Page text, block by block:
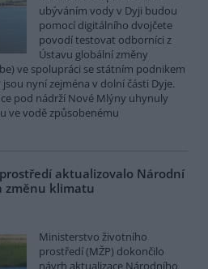
ubýváním vody v Dyji budou
pomocí digitálního dvojčete
povodí testovat odborníci z
Ústavu globální změny
ve spolupráci se státním podnikem
nyní zejména v dolní části Dyje.
pod nádrží Nové Mlýny uhynuly
ve vodě způsobenému
aktualizovalo Národní
změnu klimatu
Ministerstvo životního
prostředí (MŽP) dokončilo
návrh aktualizace Národního